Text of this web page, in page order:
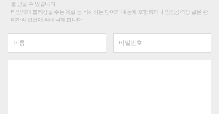
를 받을 수 있습니다.
타인에게 불쾌감을 주는 욕설 등 비하하는 단어가 내용에 포함되거나 인신공격성 글은 관
리자의 판단에 의해 삭제 합니다.